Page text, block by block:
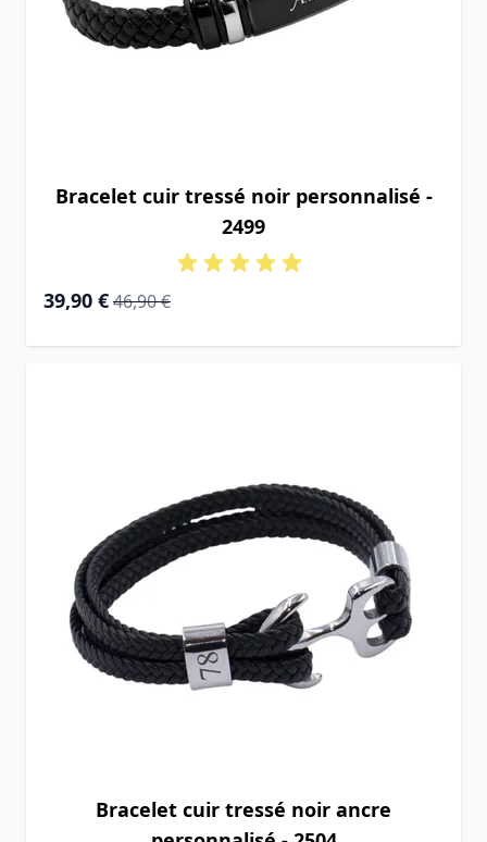
Bracelet cuir tressé noir personnalisé -
2499
Prix Spécial
39,90 € Prix normal
46,90 €
Bracelet cuir tressé noir ancre